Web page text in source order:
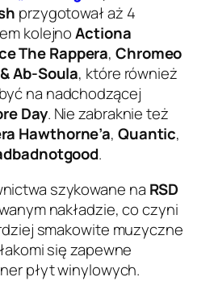
przygotował aż 4
kolejnoActiona
The Rappera,Chromeo
Ab-Soula, które również
na nadchodzącej
Day. Nie zabraknie też
Hawthorne’a, Quantic,
.
szykowane na RSD
nakładzie, co czyni
smakowite muzyczne
się zapewne
płyt winylowych.